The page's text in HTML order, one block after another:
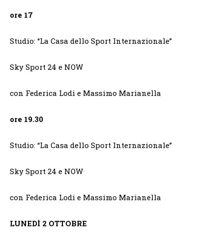
ore 17
Studio: “La Casa dello Sport Internazionale”
Sky Sport 24 e NOW
con Federica Lodi e Massimo Marianella
ore 19.30
Studio: “La Casa dello Sport Internazionale”
Sky Sport 24 e NOW
con Federica Lodi e Massimo Marianella
LUNEDÌ 2 OTTOBRE